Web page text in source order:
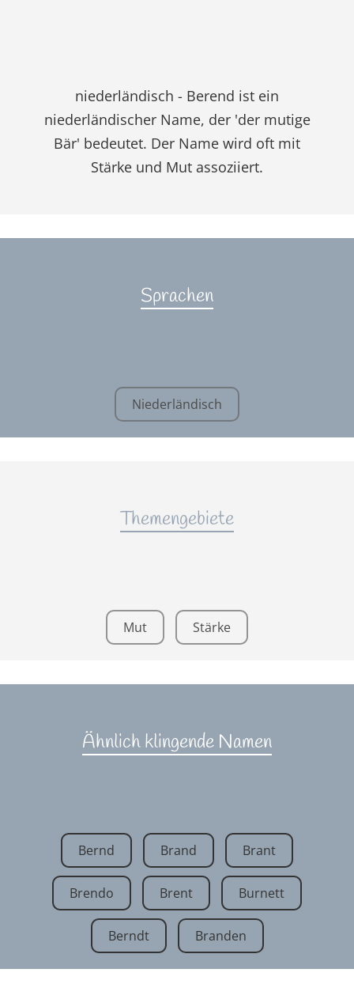
niederländisch - Berend ist ein
niederländischer Name, der 'der mutige
Bär' bedeutet. Der Name wird oft mit
Stärke und Mut assoziiert.
Sprachen
Niederländisch
Themengebiete
Mut Stärke
Ähnlich klingende Namen
Bernd Brand Brant
Brendo Brent Burnett
Berndt Branden